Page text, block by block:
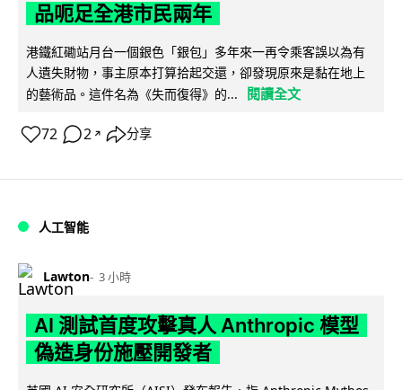
品呃足全港市民兩年
港鐵紅磡站月台一個銀色「銀包」多年來一再令乘客誤以為有
人遺失財物，事主原本打算拾起交還，卻發現原來是黏在地上
的藝術品。這件名為《失而復得》的...
閱讀全文
72 2 ↗ 分享
人工智能
Lawton 3 小時
AI 測試首度攻擊真人 Anthropic 模型
偽造身份施壓開發者